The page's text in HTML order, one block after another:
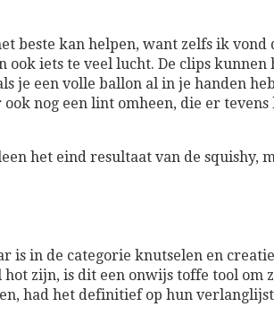
beste kan helpen, want zelfs ik vond
ook iets te veel lucht. De clips kunnen
je een volle ballon al in je handen
nog een lint omheen, die er
het eind resultaat van de squishy,
is in de categorie knutselen en
zijn, is dit een onwijs toffe tool om
had het definitief op hun